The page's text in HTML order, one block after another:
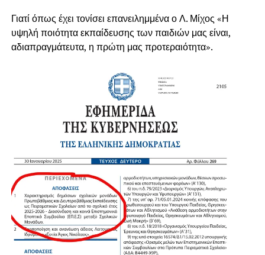
Γιατί όπως έχει τονίσει επανειλημμένα ο Λ. Μίχος «Η
υψηλή ποιότητα εκπαίδευσης των παιδιών μας είναι,
αδιαπραγμάτευτα, η πρώτη μας προτεραιότητα».